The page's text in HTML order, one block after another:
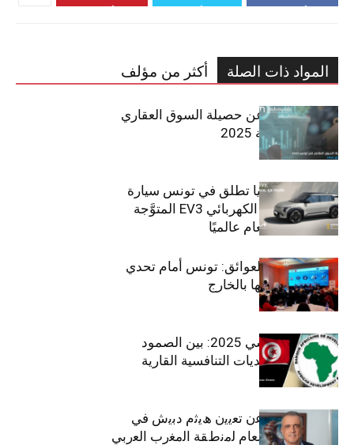
المواد ذات الصلة أكثر من مؤلف
مبوب تكشف عن حصيلة السوق العقاري
في تونس لسنة 2025
سيتي كارز – كيا تطلق في تونس سيارة
الـدفع الرباعي الكهربائي EV3 المتوَّجة
بلقب سيارة العام عالميًا
بين الطموح والعوائق: تونس أمام تحدي
استعادة كفاءاتها بالخارج
الاقتصاد التونسي 2025: بين الصمود
الاجتماعي وتحديات التنافسية القارية
ﺗﯾﺗرا ﺑﺎك ﺗﻌﻠن ﻋن ﺗﻌﯾﯾن ھﯾﺛم دﺑﯾش ﻓﻲ
ﻣﻧﺻب اﻟﻣدﯾر اﻟﻌﺎم ﻟﻣﻧطﻘﺔ اﻟﻣﻐرب اﻟﻌرﺑﻲ